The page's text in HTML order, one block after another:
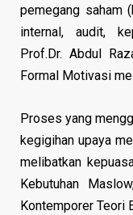
pemegang saham
internal, audit,
Prof.Dr. Abdul
Formal Motivasi
Proses yang
kegigihan upaya
melibatkan
Kebutuhan
Kontemporer Teori